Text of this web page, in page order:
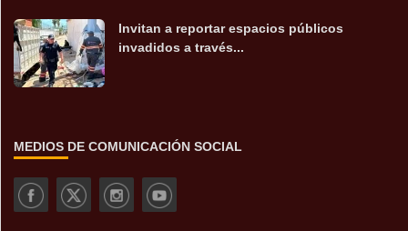
Invitan a reportar espacios públicos
invadidos a través...
MEDIOS DE COMUNICACIÓN SOCIAL